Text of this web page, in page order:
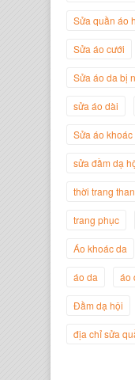
Sửa quần áo
Sửa áo cưới
Sửa áo da bị
sửa áo dài
Sửa áo khoác
sửa đầm dạ
thời trang
trang phục
Áo khoác da
áo da áo
Đầm dạ hội
địa chỉ sửa